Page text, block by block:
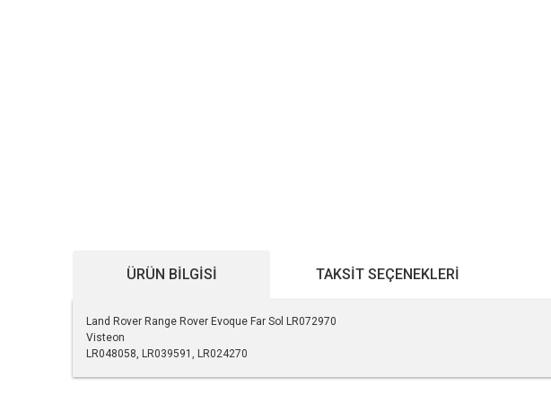
ÜRÜN BILGISI TAKSIT SEÇENEKLERI
Land Rover Range Rover Evoque Far Sol LR072970
Visteon
LR048058, LR039591, LR024270